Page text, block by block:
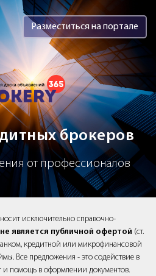
кредитных
Разместиться на портале
брокеров
от профессионалов
исключительно справочно-
не является публичной офертой (ст.
кредитной или микрофинансовой
Все предложения - это содействие в
и помощь в оформлении документов.